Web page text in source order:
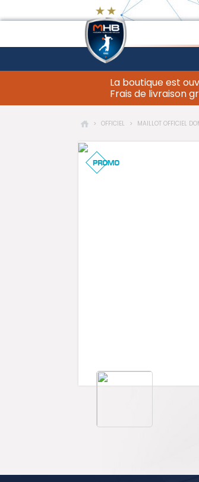
La boutique est
Frais de livraison
> OFFICIEL > MAILLOT OFFICIEL